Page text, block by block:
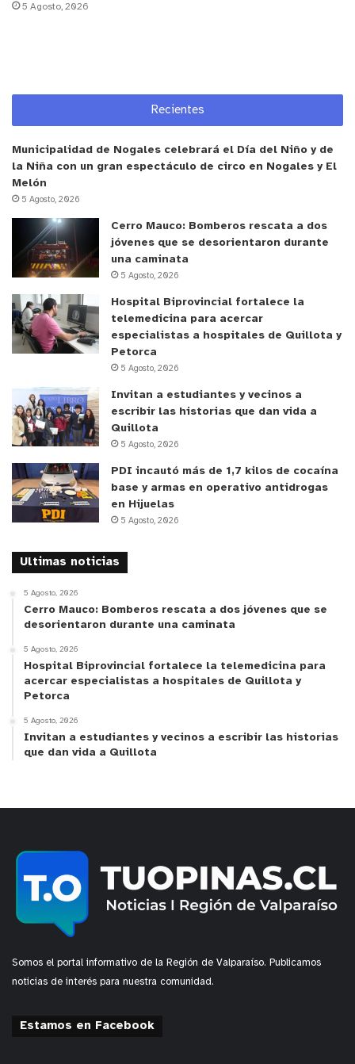
un premio de 3 millones de pesos, reconocimiento
festival como un espacio que impulsa y visibiliza el
El Festival del Sol, que se ha consolidado como
una plataforma clave para los artistas emergentes
de Marga Marga, volvió a demostrar la riqueza
cultural de la provincia y el compromiso de sus
comunidades con el desarrollo musical local. Con
su triunfo, Al Otro Pueblo no solo reafirma el valor
proyecta nuevos pasos para continuar expandiendo
su música desde Limache al resto del país.
y tú, ¿qué opinas?
5 Agosto, 2026
Recientes
Municipalidad de Nogales celebrará el Día del Niño y de
la Niña con un gran espectáculo de circo en Nogales y El
Melón
5 Agosto, 2026
Cerro Mauco: Bomberos rescata a dos
jóvenes que se desorientaron durante
una caminata
5 Agosto, 2026
Hospital Biprovincial fortalece la
telemedicina para acercar
especialistas a hospitales de Quillota y
Petorca
5 Agosto, 2026
Invitan a estudiantes y vecinos a
escribir las historias que dan vida a
Quillota
5 Agosto, 2026
PDI incautó más de 1,7 kilos de cocaína
base y armas en operativo antidrogas
en Hijuelas
5 Agosto, 2026
Ultimas noticias
5 Agosto, 2026
Cerro Mauco: Bomberos rescata a dos jóvenes que se
desorientaron durante una caminata
5 Agosto, 2026
Hospital Biprovincial fortalece la telemedicina para
acercar especialistas a hospitales de Quillota y
Petorca
5 Agosto, 2026
Invitan a estudiantes y vecinos a escribir las historias
que dan vida a Quillota
Somos el portal informativo de la Región de Valparaíso. Publicamos
noticias de interés para nuestra comunidad.
Estamos en Facebook